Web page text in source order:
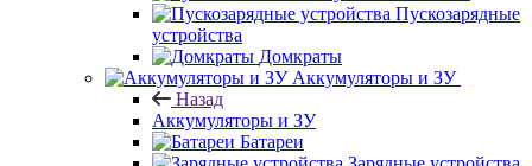
Пускозарядные
устройства
Домкраты
Аккумуляторы и ЗУ
Назад
Аккумуляторы и ЗУ
Батареи